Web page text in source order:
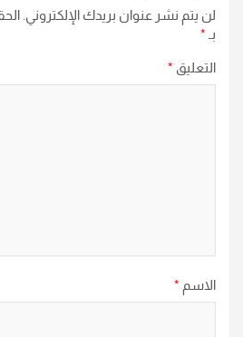
لن يتم نشر عنوان بريدك الإلكتروني.
بـ *
التعليق *
الاسم *